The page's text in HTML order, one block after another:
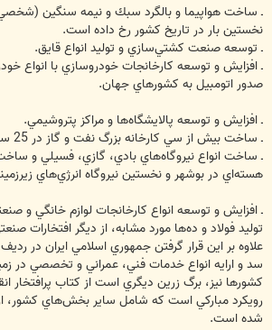
ـ ساخت هواپيما و بالگرد سبك و نيمه سنگين
نخستين بار در تاريخ كشور رخ داده است.
‏ـ توسعه صنعت كشتي‌سازي و توليد انواع قايق.
ـ افزايش و توسعه كارخانجات خودروسازي با انواع
صدور اتومبيل به کشورهاي جهان. ‏
ـ افزايش و توسعه پالايشگاه‌ها و مراكز پتروشيمي. ‏
ـ ساخت بيش از سي كارخانه بزرگ نفت و گاز در 25 سال گذشته.‏
ـ ساخت انواع نيروگاه‌هاي بادي، گازي، فسيلي و
هسته‌اي در بوشهر و نخستين نيروگاه انرژي‌‏هاي
ـ افزايش و توسعه انواع كارخانجات لوازم خانگي و
توليد فولاد و ده‌ها مورد مشابه، از ‏ديگر افتخارات
علاوه بر اين قرار گرفتن جمهوري اسلامي ايران در
سد و ارايه انواع خدمات فني، ‏عمراني و تخصصي در
كشورها نيز، برگ زرين ديگري است از كتاب پرافتخار
رويكرد مباركي است كه شامل ساير بخش‌هاي كشور،
شده است.